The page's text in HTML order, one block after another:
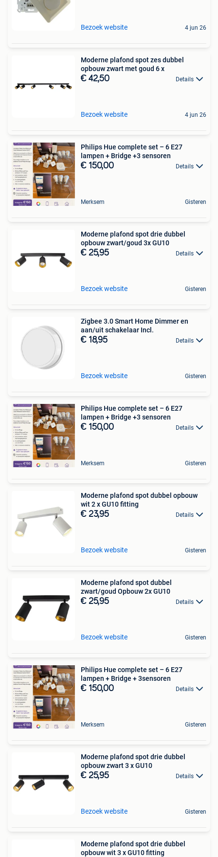
Bezoek website 4 jun 26
Moderne plafond spot zes dubbel
opbouw zwart met goud 6 x
€ 42,50 Details
Bezoek website 4 jun 26
Philips Hue complete set – 6 E27
lampen + Bridge +3 sensoren
€ 150,00 Details
Merksem Gisteren
Moderne plafond spot drie dubbel
opbouw zwart/goud 3x GU10
€ 25,95 Details
Bezoek website Gisteren
Zigbee 3.0 Smart Home Dimmer en
aan/uit schakelaar Incl.
€ 18,95 Details
Bezoek website Gisteren
Philips Hue complete set – 6 E27
lampen + Bridge +3 sensoren
€ 150,00 Details
Merksem Gisteren
Moderne plafond spot dubbel opbouw
wit 2 x GU10 fitting
€ 23,95 Details
Bezoek website Gisteren
Moderne plafond spot dubbel
zwart/goud Opbouw 2x GU10
€ 25,95 Details
Bezoek website Gisteren
Philips Hue complete set – 6 E27
lampen + Bridge + 3sensoren
€ 150,00 Details
Merksem Gisteren
Moderne plafond spot drie dubbel
opbouw zwart 3 x GU10
€ 25,95 Details
Bezoek website Gisteren
Moderne plafond spot drie dubbel
opbouw wit 3 x GU10 fitting